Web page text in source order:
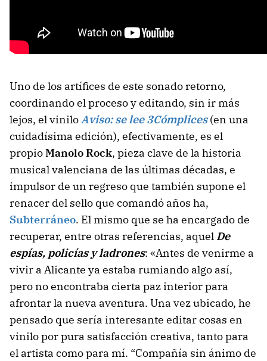
Uno de los artífices de este sonado retorno,
coordinando el proceso y editando, sin ir más
lejos, el viniloAviso: se lee 3Cómplices(en una
cuidadísima edición), efectivamente, es el
propioManolo Rock, pieza clave de la historia
musical valenciana de las últimas décadas, e
impulsor de un regreso que también supone el
renacer del sello que comandó años ha,
Subterráneo. El mismo que se ha encargado de
recuperar, entre otras referencias, aquel De
espías, policías y ladrones: «Antes de venirme a
vivir a Alicante ya estaba rumiando algo así,
pero no encontraba cierta paz interior para
afrontar la nueva aventura. Una vez ubicado, he
pensado que sería interesante editar cosas en
vinilo por pura satisfacción creativa, tanto para
el artista como para mí. “Compañía sin ánimo de